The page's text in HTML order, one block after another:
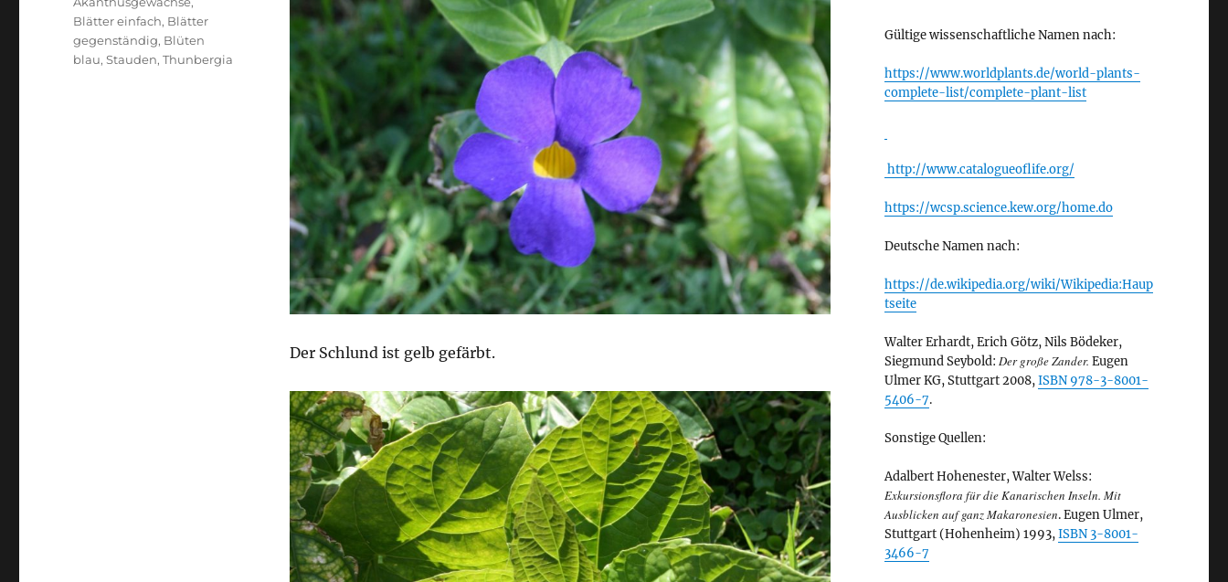
Der Schlund ist gelb gefärbt.
Blätter einfach, Blätter
gegenständig, Blüten
blau,Stauden,Thunbergia
Gültige wissenschaftliche Namen nach:
https://www.worldplants.de/world-plants-
complete-list/complete-plant-list
http://www.catalogueoflife.org/
https://wcsp.science.kew.org/home.do
Deutsche Namen nach:
https://de.wikipedia.org/wiki/Wikipedia:Haup
tseite
Walter Erhardt, Erich Götz, Nils Bödeker,
Siegmund Seybold: Der große Zander. Eugen
Ulmer KG, Stuttgart 2008,ISBN 978-3-8001-
5406-7.
Sonstige Quellen:
Adalbert Hohenester, Walter Welss:
Exkursionsflora für die Kanarischen Inseln. Mit
Ausblicken auf ganz Makaronesien. Eugen Ulmer,
Stuttgart (Hohenheim) 1993,ISBN 3-8001-
3466-7